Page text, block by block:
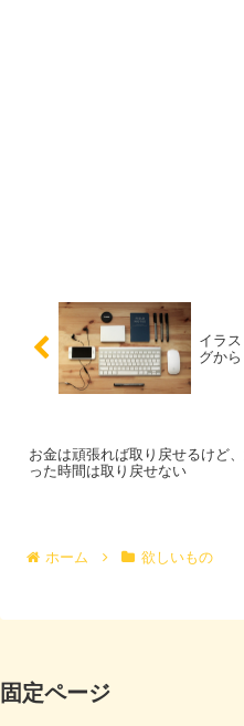
イラ
グか
お金は頑張れば取り戻せるけど
った時間は取り戻せない
ホーム 欲しいもの
固定ページ